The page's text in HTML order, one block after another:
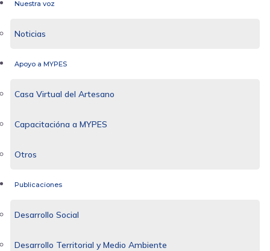
Nuestra voz
Noticias
Apoyo a MYPES
Casa Virtual del Artesano
Capacitacióna a MYPES
Otros
Publicaciones
Desarrollo Social
Desarrollo Territorial y Medio Ambiente